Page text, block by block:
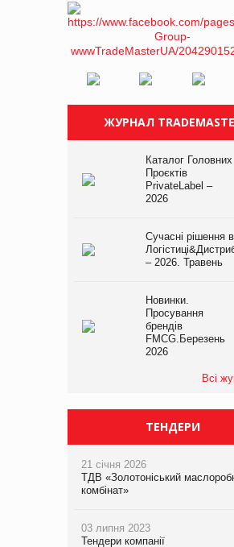
ЖУРНАЛ
Каталог Головних
Проєктів
PrivateLabel –
2026
Сучасні рішення в
– 2026. Травень
Новинки.
Просування
брендів
FMCG.Березень
2026
Всі
ТЕНДЕРИ
21 січня 2026
ТДВ «Золотоніський
комбінат»
03 липня 2023
Тендери компанії